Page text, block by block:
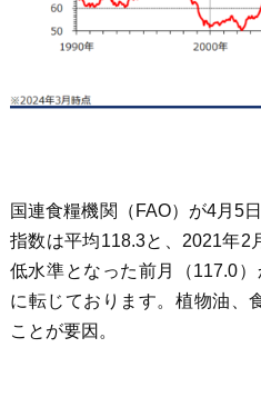
国連食糧機関（FAO）が4月5
指数は平均118.3と、2021年2
低水準となった前月（117.0
に転じております。植物油、
ことが要因。